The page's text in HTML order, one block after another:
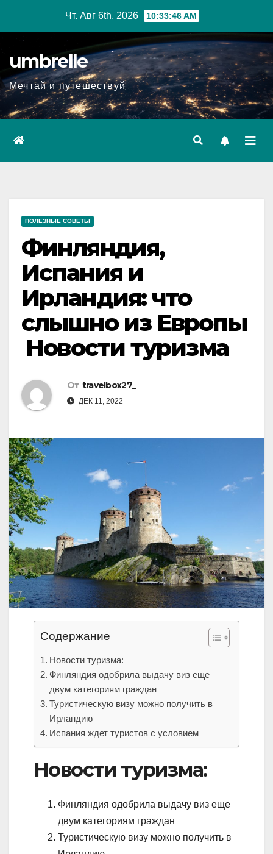
Чт. Авг 6th, 2026 10:33:47 AM
umbrelle
Мечтай и путешествуй
ПОЛЕЗНЫЕ СОВЕТЫ
Финляндия,
Испания и
Ирландия: что
слышно из Европы
Ӏ Новости туризма
От travelbox27_
ДЕК 11, 2022
Содержание
Новости туризма:
Финляндия одобрила выдачу виз еще
двум категориям граждан
Туристическую визу можно получить в
Ирландию
Испания ждет туристов с условием
Новости туризма:
Финляндия одобрила выдачу виз еще
двум категориям граждан
Туристическую визу можно получить в